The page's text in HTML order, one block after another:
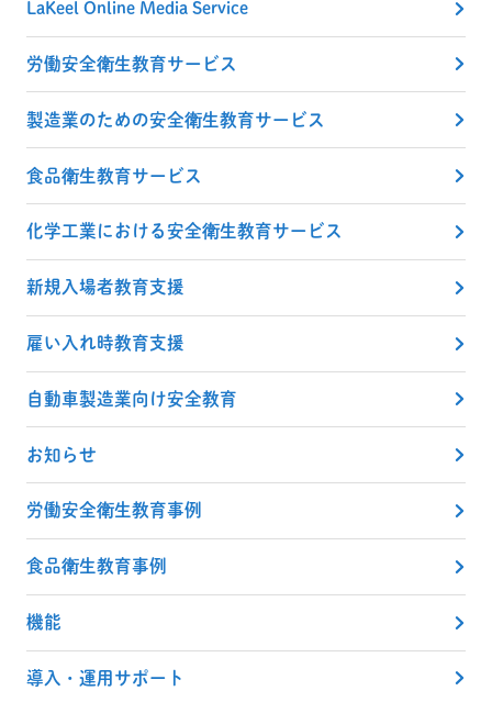
LaKeel Online Media Service
労働安全衛生教育サービス
製造業のための安全衛生教育サービス
食品衛生教育サービス
化学工業における安全衛生教育サービス
新規入場者教育支援
雇い入れ時教育支援
自動車製造業向け安全教育
お知らせ
労働安全衛生教育事例
食品衛生教育事例
機能
導入・運用サポート